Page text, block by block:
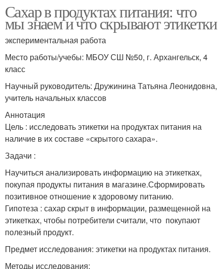
Сахар в продуктах питания: что
мы знаем и что скрывают этикетки
экспериментальная работа
Место работы/учебы: МБОУ СШ №50, г. Архангельск, 4
класс
Научный руководитель: Дружинина Татьяна Леонидовна,
учитель начальных классов
Аннотация
Цель : исследовать этикетки на продуктах питания на
наличие в их составе «скрытого сахара».
Задачи :
Научиться анализировать информацию на этикетках,
покупая продукты питания в магазине.Сформировать
позитивное отношение к здоровому питанию.
Гипотеза : сахар скрыт в информации, размещенной на
этикетках, чтобы потребители считали, что покупают
полезный продукт.
Предмет исследования: этикетки на продуктах питания.
Методы исследования: